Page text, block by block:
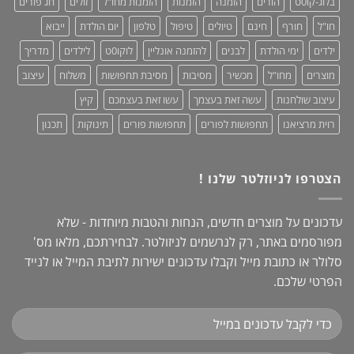
+
מחמאות!
חו"ל
חורף חינם טיולים טיפול טלפון יום הולדת
ייבוא
ילדים
ימי הולדת לבנים להזמנה אונליין לוקו0ט לילדים
מדריך
מוצרים
מחו"ל מכשיר מסיבות מסיבת תחפושות משלוח
עיצוב
עיצוב שולחנות
עשה זאת בעצמך עשו זאת בעצמכם
קיץ
רוית מרציאנו
תחפושות לפורים תחפושות פורים תינוקות תכנון
הצטרפו לניוזלטר שלנו !
עדכונים על מוצרים חדשים, הנחות והטבות מיוחדות - שלא
מפורסמים באתר, רק לנרשמים לניזולטר. לבחירתכם, מלאו מס'
סלולר או כתובת מייל וקבלו עדכונים ישירות לתיבת המייל או לנייד
הפרטי שלכם.